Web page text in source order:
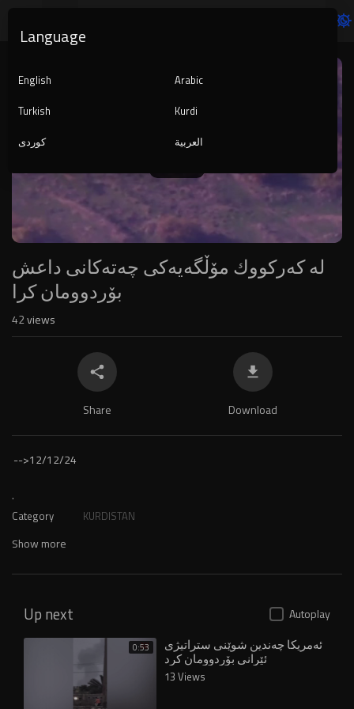
Player
لە كەركووك مۆڵگەیەكی چەتەكانی داعش
بۆردوومان كرا
42views
Share Download
-->12/12/24
.
Category KURDISTAN
Show more
Up next Autoplay
0:53 ئەمریکا چەندین شوێنى ستراتیژى
ئێرانى بۆردوومان کرد
13 Views
Language
English
Arabic
Turkish
Kurdi
کوردی
العربية